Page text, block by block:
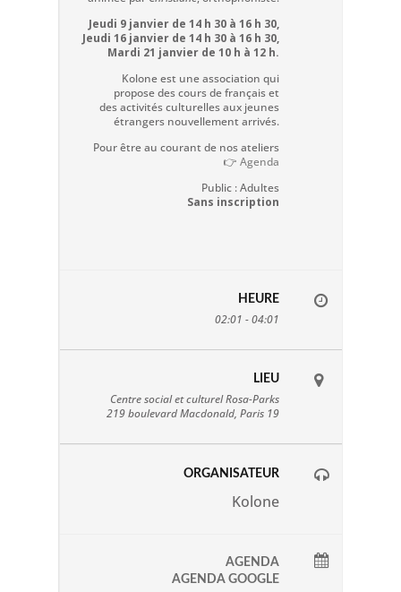
Jeudi 9 janvier de 14 h 30 à 16 h 30,
Jeudi 16 janvier de 14 h 30 à 16 h 30,
Mardi 21 janvier de 10 h à 12 h.
Kolone est une association qui
propose des cours de français et
des activités culturelles aux jeunes
étrangers nouvellement arrivés.
Pour être au courant de nos ateliers
👉Agenda
Public : Adultes
Sans inscription
HEURE
02:01 - 04:01
LIEU
Centre social et culturel Rosa-Parks
219 boulevard Macdonald, Paris 19
ORGANISATEUR
Kolone
AGENDA
AGENDA GOOGLE